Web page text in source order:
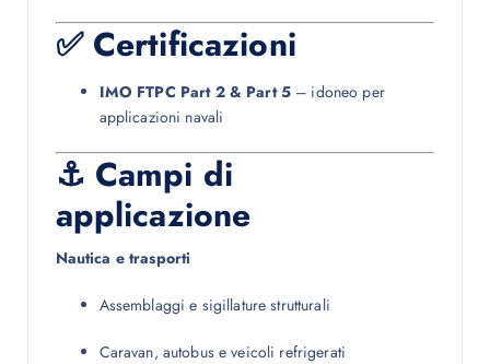
✅ Certificazioni
IMO FTPC Part 2 & Part 5 – idoneo per
applicazioni navali
⚓ Campi di
applicazione
Nautica e trasporti
Assemblaggi e sigillature strutturali
Caravan, autobus e veicoli refrigerati